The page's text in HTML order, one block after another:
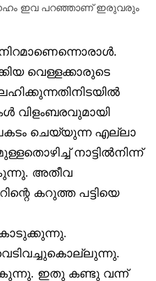
ഇവ പറഞ്ഞാണ് ഇരുവരും
വെള്ളക്കാരുടെ
വിളംബരവുമായി
ചെയ്യുന്ന എല്ലാ
നാട്ടിൽനിന്ന്
അതീവ
കറുത്ത പട്ടിയെ
ഇതു കണ്ടു വന്ന്